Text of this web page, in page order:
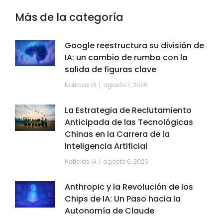
Más de la categoría
Google reestructura su división de
IA: un cambio de rumbo con la
salida de figuras clave
Noticias IA agosto 7, 2026
La Estrategia de Reclutamiento
Anticipada de las Tecnológicas
Chinas en la Carrera de la
Inteligencia Artificial
Noticias IA agosto 6, 2026
Anthropic y la Revolución de los
Chips de IA: Un Paso hacia la
Autonomía de Claude